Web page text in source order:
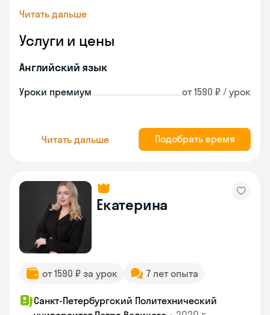
Читать дальше
Услуги и цены
Английский язык
Уроки премиум от 1590 ₽ / урок
Читать дальше Подобрать время
Екатерина
от 1590 ₽ за урок 7 лет опыта
Санкт-Петербургский Политехнический